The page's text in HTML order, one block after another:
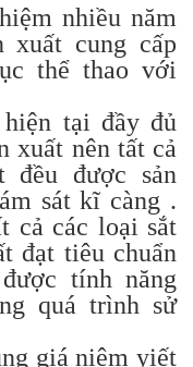
nhiều năm
xuất cung cấp
thể thao với
tại đầy đủ
xuất nên tất cả
đều được sản
sát kĩ càng .
cả các loại sắt
đạt tiêu chuẩn
tính năng
quá trình sử
giá niêm yiết